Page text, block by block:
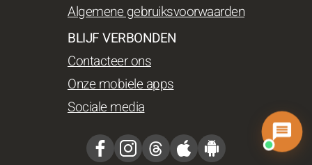
Algemene gebruiksvoorwaarden
BLIJF VERBONDEN
Contacteer ons
Onze mobiele apps
Sociale media